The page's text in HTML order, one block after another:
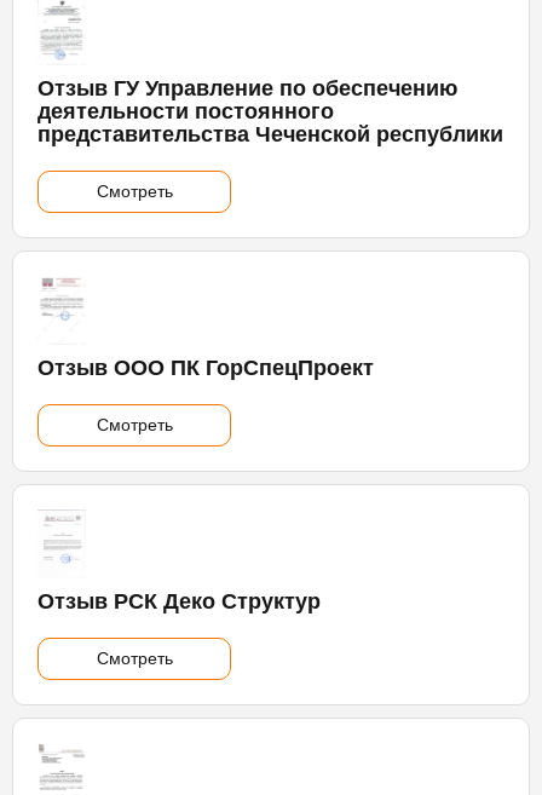
Отзыв ГУ Управление по обеспечению
деятельности постоянного
представительства Чеченской республики
Смотреть
Отзыв ООО ПК ГорСпецПроект
Смотреть
Отзыв РСК Деко Структур
Смотреть